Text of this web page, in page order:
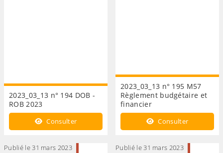
2023_03_13 n° 194 DOB -
ROB 2023
Consulter
2023_03_13 n° 195 M57
Règlement budgétaire et
financier
Consulter
Publié le 31 mars 2023 Publié le 31 mars 2023